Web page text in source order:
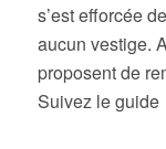
s’est efforcée
aucun vestige.
proposent de
Suivez le guide